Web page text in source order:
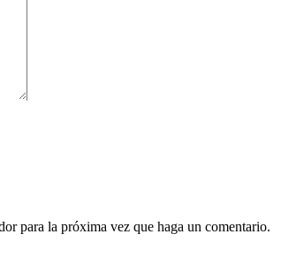
para la próxima vez que haga un comentario.